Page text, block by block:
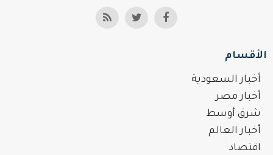
الأقسام
أخبار السعودية
أخبار مصر
شرق أوسط
أخبار العالم
اقتصاد